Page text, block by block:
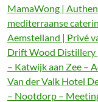
MamaWong |
mediterraanse
Aemstelland | Privé
Drift Wood Distillery
– Katwijk aan Zee –
Van der Valk Hotel
– Nootdorp –